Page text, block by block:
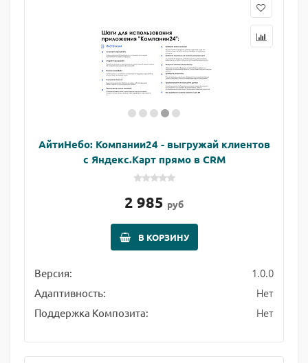
АйтиНебо: Компании24 - выгружай клиентов
с Яндекс.Карт прямо в CRM
2 985 руб
В КОРЗИНУ
Версия: 1.0.0
Адаптивность: Нет
Поддержка Композита: Нет